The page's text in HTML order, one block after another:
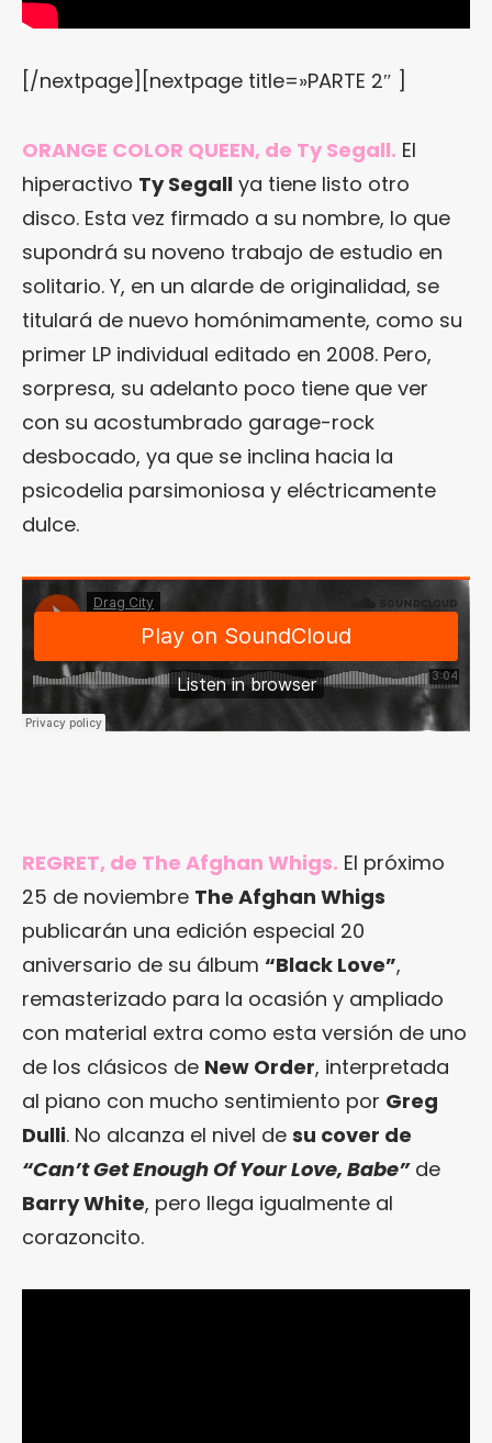
[/nextpage][nextpage title=»PARTE 2″ ]
ORANGE COLOR QUEEN, de Ty Segall. El
hiperactivo Ty Segall ya tiene listo otro
disco. Esta vez firmado a su nombre, lo que
supondrá su noveno trabajo de estudio en
solitario. Y, en un alarde de originalidad, se
titulará de nuevo homónimamente, como su
primer LP individual editado en 2008. Pero,
sorpresa, su adelanto poco tiene que ver
con su acostumbrado garage-rock
desbocado, ya que se inclina hacia la
psicodelia parsimoniosa y eléctricamente
dulce.
REGRET, de The Afghan Whigs. El próximo
25 de noviembre The Afghan Whigs
publicarán una edición especial 20
aniversario de su álbum “Black Love”,
remasterizado para la ocasión y ampliado
con material extra como esta versión de uno
de los clásicos de New Order, interpretada
al piano con mucho sentimiento por Greg
Dulli. No alcanza el nivel de su cover de
“Can’t Get Enough Of Your Love, Babe”de
Barry White, pero llega igualmente al
corazoncito.